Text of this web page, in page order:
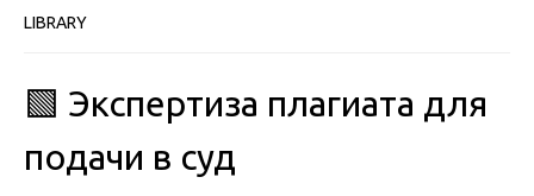
LIBRARY
🟩 Экспертиза плагиата для
подачи в суд